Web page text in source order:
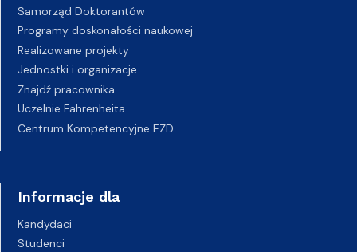
Samorząd Doktorantów
Programy doskonałości naukowej
Realizowane projekty
Jednostki i organizacje
Znajdź pracownika
Uczelnie Fahrenheita
Centrum Kompetencyjne EZD
Informacje dla
Kandydaci
Studenci